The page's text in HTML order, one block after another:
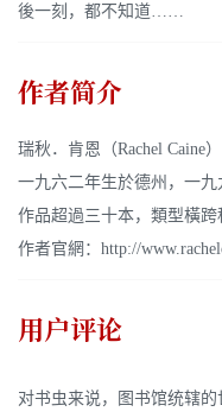
後一刻，都不知道……
作者简介
瑞秋．肯恩（Rachel Caine）
一九六二年生於德州，一九
作品超過三十本，類型橫跨
作者官網：http://
用户评论
对书虫来说，图书馆统辖